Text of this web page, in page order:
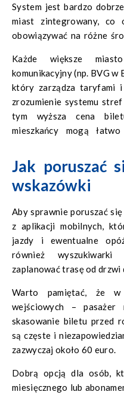
System jest bardzo
miast zintegrowany, co
obowiązywać na różne
Każde większe
komunikacyjny (np. BVG
który zarządza taryfami
zrozumienie systemu
tym wyższa cena
mieszkańcy mogą
Jak poruszać
wskazówki
Aby sprawnie poruszać
z aplikacji mobilnych,
jazdy i ewentualne
również wyszukiwarki
zaplanować trasę od drzwi
Warto pamiętać, że w
wejściowych –
skasowanie biletu przed
są częste i
zazwyczaj około 60 euro.
Dobrą opcją dla osób,
miesięcznego lub